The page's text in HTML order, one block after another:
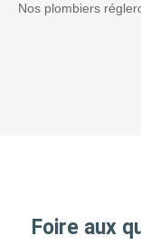
Nos plombiers
Foire aux